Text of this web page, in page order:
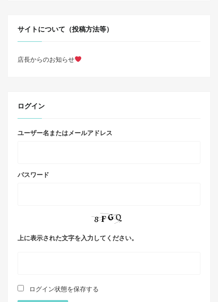
サイトについて（投稿方法等）
店長からのお知らせ
ログイン
ユーザー名またはメールアドレス
パスワード
上に表示された文字を入力してください。
ログイン状態を保存する